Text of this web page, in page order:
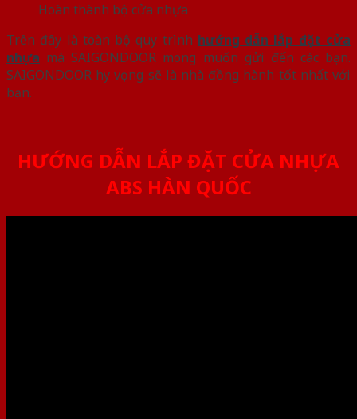
Hoàn thành bộ cửa nhựa
Trên đây là toàn bộ quy trình hướng dẫn lắp đặt cửa
nhựa mà SAIGONDOOR mong muốn gửi đến các bạn.
SAIGONDOOR hy vọng sẽ là nhà đồng hành tốt nhất với
bạn.
HƯỚNG DẪN LẮP ĐẶT CỬA NHỰA
ABS HÀN QUỐC